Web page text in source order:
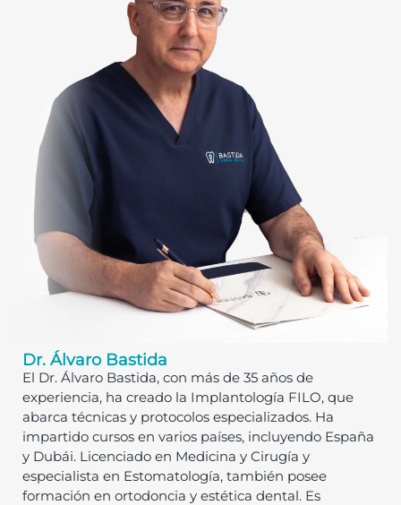
Dr. Álvaro Bastida
El Dr. Álvaro Bastida, con más de 35 años de
experiencia, ha creado la Implantología FILO, que
abarca técnicas y protocolos especializados. Ha
impartido cursos en varios países, incluyendo España
y Dubái. Licenciado en Medicina y Cirugía y
especialista en Estomatología, también posee
formación en ortodoncia y estética dental. Es